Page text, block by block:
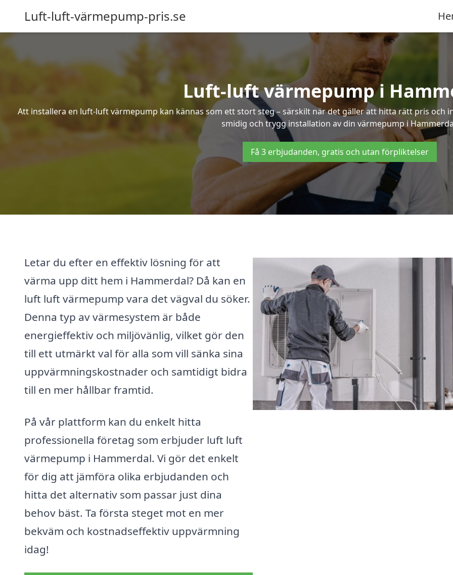
Luft-luft-värmepump-pris.se
Luft-luft värmepump i
Att installera en luft-luft värmepump kan kännas som ett stort steg – särskilt när det gäller att hitta rätt pris och
smidig och trygg installation av din värmepump i
Få 3 erbjudanden, gratis och utan förpliktelser
Letar du efter en effektiv lösning för att
värma upp ditt hem i Hammerdal? Då kan en
luft luft värmepump vara det vägval du söker.
Denna typ av värmesystem är både
energieffektiv och miljövänlig, vilket gör den
till ett utmärkt val för alla som vill sänka sina
uppvärmningskostnader och samtidigt bidra
till en mer hållbar framtid.
På vår plattform kan du enkelt hitta
professionella företag som erbjuder luft luft
värmepump i Hammerdal. Vi gör det enkelt
för dig att jämföra olika erbjudanden och
hitta det alternativ som passar just dina
behov bäst. Ta första steget mot en mer
bekväm och kostnadseffektiv uppvärmning
idag!